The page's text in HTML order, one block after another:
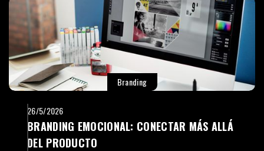
Branding
26/5/2026
BRANDING EMOCIONAL: CONECTAR MÁS ALLÁ
DEL PRODUCTO